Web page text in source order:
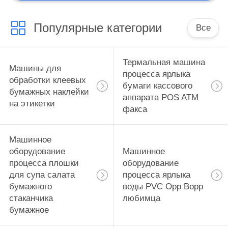
Популярные категории Все
Машины для
обработки клеевых
бумажных наклейки
на этикетки
Термальная машина
процесса ярлыка
бумаги кассового
аппарата POS ATM
факса
Машинное
оборудование
процесса плошки
для супа салата
бумажного
стаканчика
бумажное
Машинное
оборудование
процесса ярлыка
воды PVC Opp Bopp
любимца